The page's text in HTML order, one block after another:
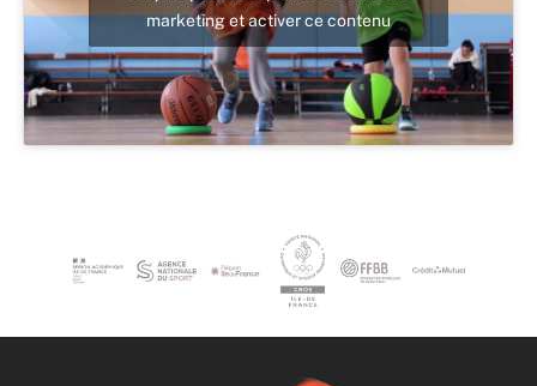
marketing et activer ce contenu